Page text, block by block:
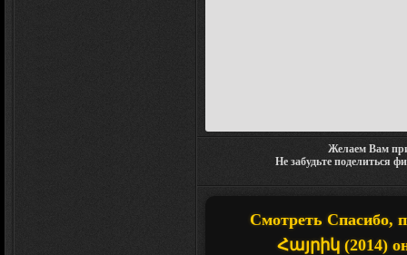
Желаем Вам
Не забудьте поделиться
Смотреть Спасибо,
Հայրիկ (2014)